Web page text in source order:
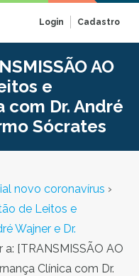
Login Cadastro
AO
e
com Dr. André
Sócrates
novo coronavírus ›
de Leitos e
Wajner e Dr.
a: [TRANSMISSÃO AO
Clínica com Dr.